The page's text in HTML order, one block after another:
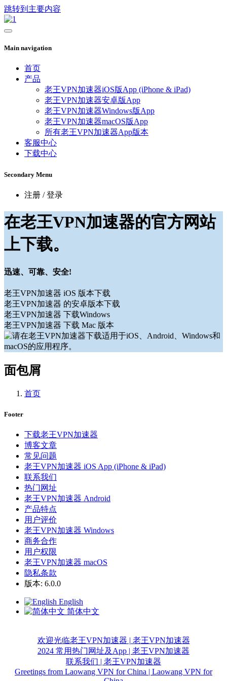
跳转到主要内容
Main navigation
首页
产品
老王VPN加速器iOS版App (iPhone & iPad)
老王VPN加速器安卓版App
老王VPN加速器Windows版App
老王VPN加速器macOS版App
所有老王VPN加速器App版本
客服中心
下载中心
Secondary Menu
注册 / 登录
在老王VPN加速器的官方网站
上下载。
迅速、可靠、安全!
老王VPN加速器 iOS 版本下载
老王VPN加速器 的安卓版本下载
老王VPN加速器 下载Windows
老王VPN加速器 下载 Mac 版本
面包屑
首页
Footer
下载老王VPN加速器
博客文章
常见问题
老王VPN加速器 iOS App (iPhone & iPad)
联系我们
热门网址
老王VPN加速器 Android
产品特点
用户评价
老王VPN加速器 Windows
商务合作
用户权限
老王VPN加速器 macOS
隐私条款
版本: 6.0.0
English
简体中文
欢迎光临老王VPN加速器 | 老王VPN加速器
2024 常用热门网址及App | 老王VPN加速器
联系我们 | 老王VPN加速器
Greetings from Laowang VPN for China | Laowang VPN for